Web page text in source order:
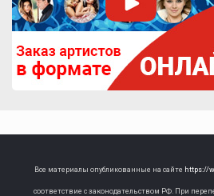
Все материалы опубликованные на сайте https://
соответствие с законодательством РФ. При